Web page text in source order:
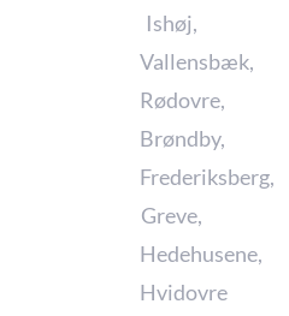
Ishøj,
Vallensbæk,
Rødovre,
Brøndby,
Frederiksberg,
Greve,
Hedehusene,
Hvidovre